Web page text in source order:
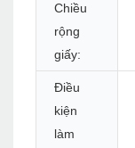
Chiều
rộng
giấy:
Điều
kiện
làm